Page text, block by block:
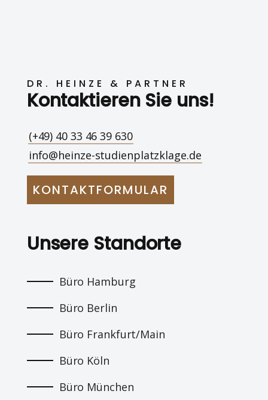
DR. HEINZE & PARTNER
Kontaktieren Sie uns!
(+49) 40 33 46 39 630
info@heinze-studienplatzklage.de
KONTAKTFORMULAR
Unsere Standorte
Büro Hamburg
Büro Berlin
Büro Frankfurt/Main
Büro Köln
Büro München